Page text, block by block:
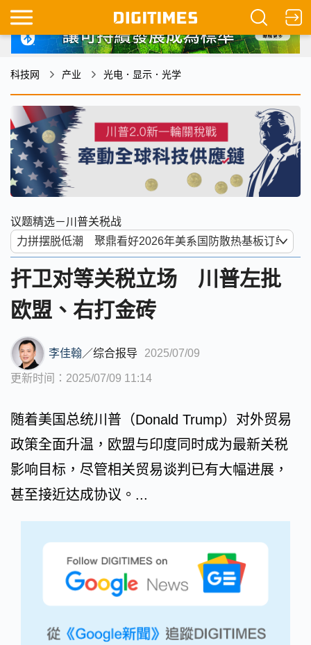
科技网 产业 光电．显示．光学
议题精选－川普关税战
扞卫对等关税立场 川普左批
欧盟、右打金砖
李佳翰／综合报导 2025/07/09
更新时间：2025/07/09 11:14
随着美国总统川普（Donald Trump）对外贸易
政策全面升温，欧盟与印度同时成为最新关税
影响目标，尽管相关贸易谈判已有大幅进展，
甚至接近达成协议。...